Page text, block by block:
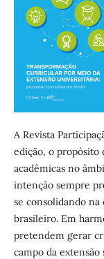
A Revista
edição, o propósito
acadêmicas no
intenção sempre
se consolidando
brasileiro. Em
pretendem gerar
campo da